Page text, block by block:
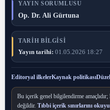
YAYIN SORUMLUSU
Op. Dr. Ali Gürtuna
TARIH BILGISI
Yayın tarihi: 01.05.2026 18:27
Editoryal ilkelerKaynak politikası
Bu içerik genel bilgilendirme
değildir. Tıbbi içerik sınırlarını